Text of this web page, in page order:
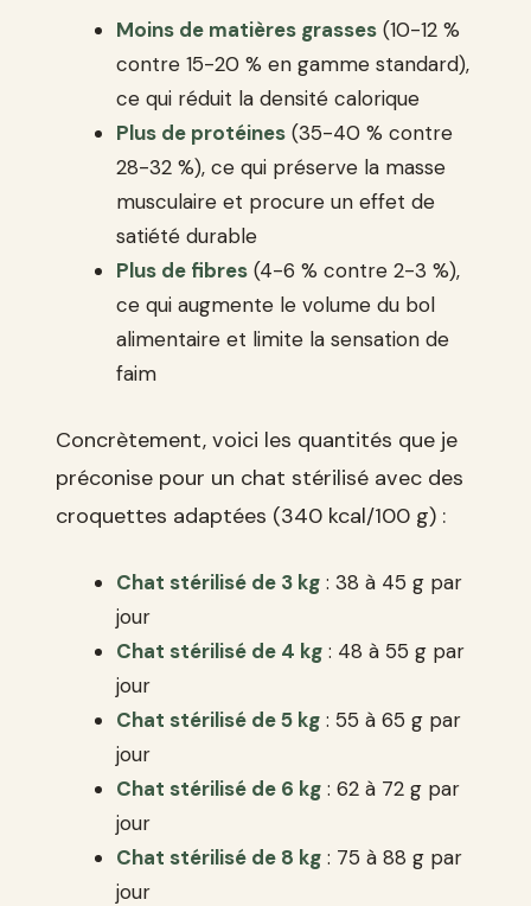
Moins de matières grasses (10-12 %
contre 15-20 % en gamme standard),
ce qui réduit la densité calorique
Plus de protéines (35-40 % contre
28-32 %), ce qui préserve la masse
musculaire et procure un effet de
satiété durable
Plus de fibres (4-6 % contre 2-3 %),
ce qui augmente le volume du bol
alimentaire et limite la sensation de
faim
Concrètement, voici les quantités que je
préconise pour un chat stérilisé avec des
croquettes adaptées (340 kcal/100 g) :
Chat stérilisé de 3 kg : 38 à 45 g par
jour
Chat stérilisé de 4 kg : 48 à 55 g par
jour
Chat stérilisé de 5 kg : 55 à 65 g par
jour
Chat stérilisé de 6 kg : 62 à 72 g par
jour
Chat stérilisé de 8 kg : 75 à 88 g par
jour